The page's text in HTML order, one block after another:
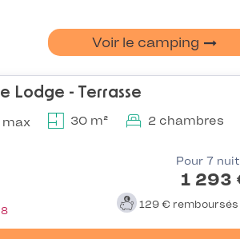
Voir le camping
Lodge - Terrasse
max 30 m² 2 chambres
Pour 7
1 293
129 € remboursés